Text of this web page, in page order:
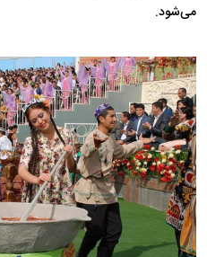
می‌شود.